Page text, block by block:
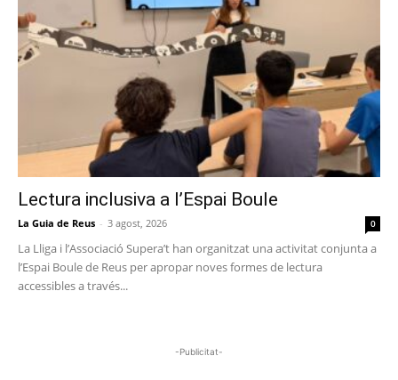
Lectura inclusiva a l’Espai Boule
La Guia de Reus - 3 agost, 2026 0
La Lliga i l’Associació Supera’t han organitzat una activitat conjunta a
l’Espai Boule de Reus per apropar noves formes de lectura
accessibles a través...
-Publicitat-